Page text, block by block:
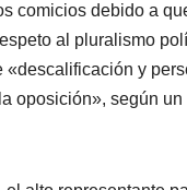
comicios debido a
al pluralismo
«descalificación y
oposición», según un